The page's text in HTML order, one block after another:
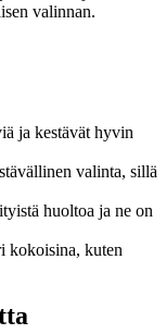
valinnan.
ja kestävät hyvin
valinta, sillä
huoltoa ja ne on
kokoisina, kuten